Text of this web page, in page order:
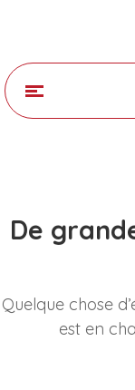
De
Quelque chose
est en